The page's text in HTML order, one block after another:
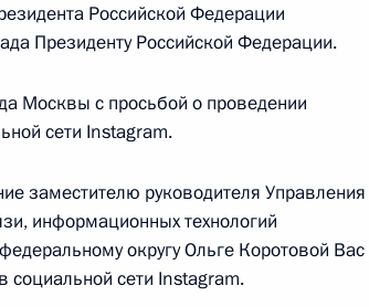
граждан
Российской Федерации
Федерации Юрий Пономарев
Федерации по приёму граждан
Российской Федерации
Президенту Российской Федерации.
Москвы с просьбой о проведении
сети Instagram.
заместителю руководителя Управления
информационных технологий
округу Ольге Коротовой Вас
сети Instagram.